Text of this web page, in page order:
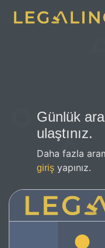
Günlük
ulaştınız.
Daha fazla
giriş yapınız.